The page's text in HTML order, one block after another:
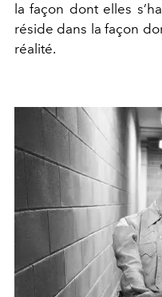
la façon dont elles
réside dans la façon
réalité.